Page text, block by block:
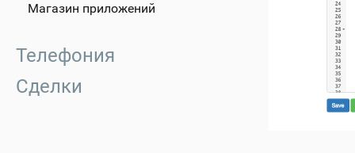
Магазин приложений
Телефония
Сделки